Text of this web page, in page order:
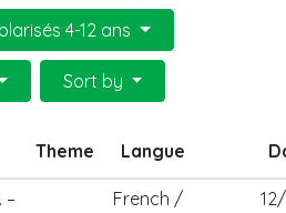
4-12 ans
Sort by
Theme Langue
–
French /